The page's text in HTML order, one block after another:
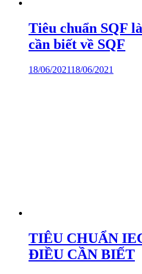
Tiêu chuẩn SQF
cần biết về SQF
18/06/202118/06/2021
TIÊU CHUẨN
ĐIỀU CẦN BIẾT